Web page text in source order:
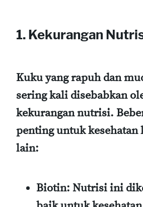
1. Kekurangan
Kuku yang rapuh dan
sering kali disebabkan
kekurangan nutrisi.
penting untuk kesehatan
lain:
Biotin: Nutrisi ini